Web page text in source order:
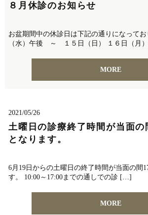
８月休診のお知らせ
お盆期間中の休診日は下記の通りになってお
（水）午後 ～ １５日（日） １６日（月
MORE
2021/05/26
土曜日の診療終了時間が当面
となります。
6月19日からの土曜日の終了時間が当面の間
す。 10:00～17:00までの通しでの診 […]
MORE